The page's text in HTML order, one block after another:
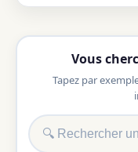
Vous
Tapez par